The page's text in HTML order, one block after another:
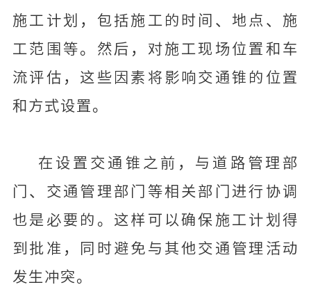
施工计划，包括施工的时间、地点、施
工范围等。然后，对施工现场位置和车
流评估，这些因素将影响交通锥的位置
和方式设置。
在设置交通锥之前，与道路管理部
门、交通管理部门等相关部门进行协调
也是必要的。这样可以确保施工计划得
到批准，同时避免与其他交通管理活动
发生冲突。